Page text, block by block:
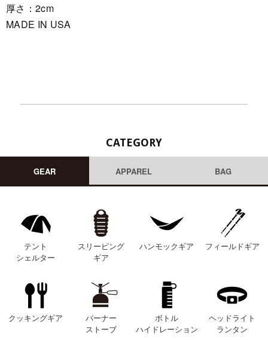
厚さ：2cm
MADE IN USA
CATEGORY
GEAR APPAREL BAG
テント
シェルター
スリーピング
ギア
ハンモックギア フィールドギア
クッキングギア
バーナー
ストーブ
ボトル
ハイドレーション
ヘッドライト
ランタン